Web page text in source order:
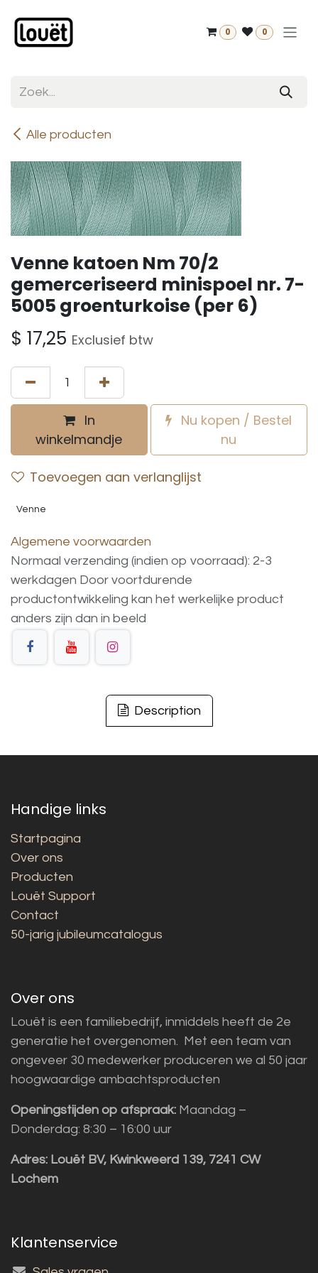
0 0
Alle producten
Venne katoen Nm 70/2
gemerceriseerd minispoel nr. 7-
5005 groenturkoise (per 6)
$ 17,25 Exclusief btw
In
winkelmandje
Nu kopen / Bestel
nu
Toevoegen aan verlanglijst
Venne
Algemene voorwaarden
Normaal verzending (indien op voorraad): 2-3
werkdagen Door voortdurende
productontwikkeling kan het werkelijke product
anders zijn dan in beeld
Description
Handige links
Startpagina
Over ons
Producten
Louët Support
Contact
50-jarig jubileumcatalogus
Over ons
Louët is een familiebedrijf, inmiddels heeft de 2e
generatie het overgenomen. Met een team van
ongeveer 30 medewerker produceren we al 50 jaar
hoogwaardige ambachtsproducten
Openingstijden op afspraak: Maandag –
Donderdag: 8:30 – 16:00 uur
Adres: Louët BV, Kwinkweerd 139, 7241 CW
Lochem
Klantenservice